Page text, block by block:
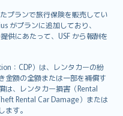
プランで旅行保険を販売してい
がプランに追加しており、
供にあたって、USF から報酬を
：CDP）は、レンタカーの紛
金額の全額または一部を補償す
は、レンタカー損害（Rental
Rental Car Damage）または
す。